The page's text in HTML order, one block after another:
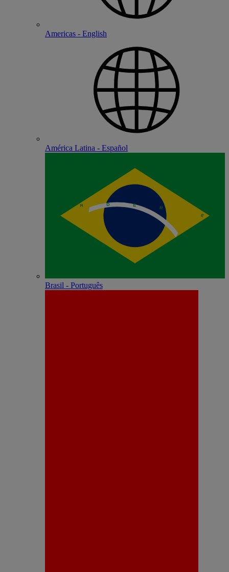
Americas - English
América Latina - Español
Brasil - Português